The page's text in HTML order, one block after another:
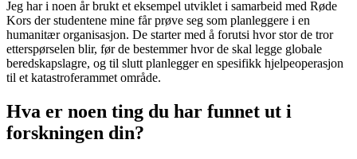
Jeg har i noen år brukt et eksempel utviklet i samarbeid med Røde
Kors der studentene mine får prøve seg som planleggere i en
humanitær organisasjon. De starter med å forutsi hvor stor de tror
etterspørselen blir, før de bestemmer hvor de skal legge globale
beredskapslagre, og til slutt planlegger en spesifikk hjelpeoperasjon
til et katastroferammet område.
Hva er noen ting du har funnet ut i
forskningen din?